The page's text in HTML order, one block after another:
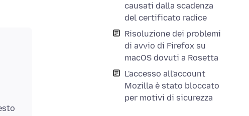
causati dalla scadenza
del certificato radice
Risoluzione dei problemi
di avvio di Firefox su
macOS dovuti a Rosetta
L'accesso all'account
Mozilla è stato bloccato
per motivi di sicurezza